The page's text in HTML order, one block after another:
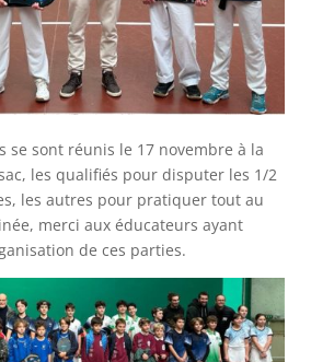
se sont réunis le 17 novembre à la
les qualifiés pour disputer les 1/2
les autres pour pratiquer tout au
merci aux éducateurs ayant
de ces parties.